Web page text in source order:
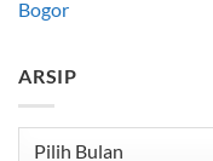
Bogor
ARSIP
Arsip